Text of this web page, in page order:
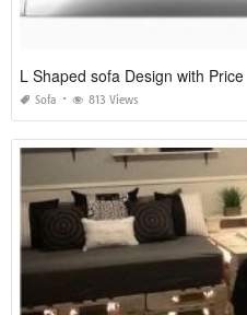
L Shaped sofa Design with Price
Sofa 813 Views